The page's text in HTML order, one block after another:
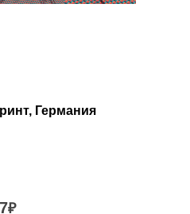
Германия
₽